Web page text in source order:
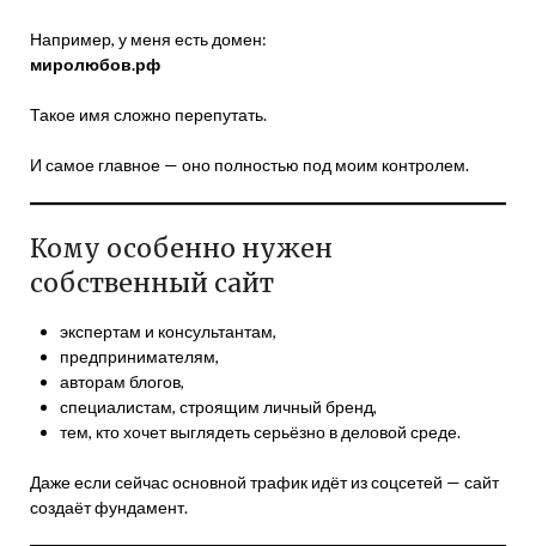
Например, у меня есть домен:
миролюбов.рф
Такое имя сложно перепутать.
И самое главное — оно полностью под моим контролем.
Кому особенно нужен
собственный сайт
экспертам и консультантам,
предпринимателям,
авторам блогов,
специалистам, строящим личный бренд,
тем, кто хочет выглядеть серьёзно в деловой среде.
Даже если сейчас основной трафик идёт из соцсетей — сайт
создаёт фундамент.